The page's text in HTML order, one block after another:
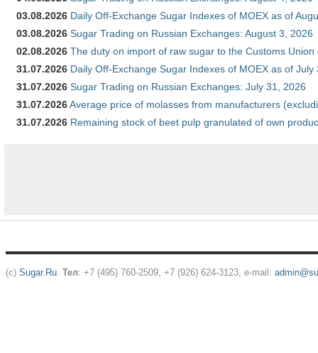
03.08.2026 Daily Off-Exchange Sugar Indexes of MOEX as of
03.08.2026 Sugar Trading on Russian Exchanges: August 3, 2026
02.08.2026 The duty on import of raw sugar to the Customs
31.07.2026 Daily Off-Exchange Sugar Indexes of MOEX as of July
31.07.2026 Sugar Trading on Russian Exchanges: July 31, 2026
31.07.2026Average price of molasses from manufacturers
31.07.2026 Remaining stock of beet pulp granulated of own
(c) Sugar.Ru. Тел: +7 (495) 760-2509, +7 (926) 624-3123, e-mail: